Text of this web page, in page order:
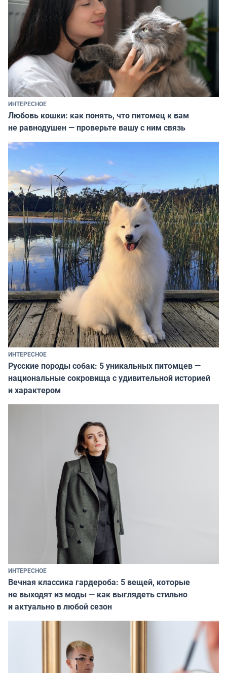
ИНТЕРЕСНОЕ
Любовь кошки: как понять, что питомец к вам
не равнодушен — проверьте вашу с ним связь
ИНТЕРЕСНОЕ
Русские породы собак: 5 уникальных питомцев —
национальные сокровища с удивительной историей
и характером
ИНТЕРЕСНОЕ
Вечная классика гардероба: 5 вещей, которые
не выходят из моды — как выглядеть стильно
и актуально в любой сезон